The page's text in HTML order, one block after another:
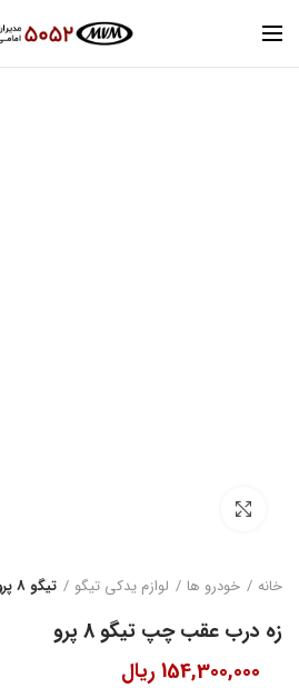
خانه خودرو ها لوازم یدکی تیگو تیگو 8 پرو
زه درب عقب چپ تیگو 8 پرو
154,300,000 ریال